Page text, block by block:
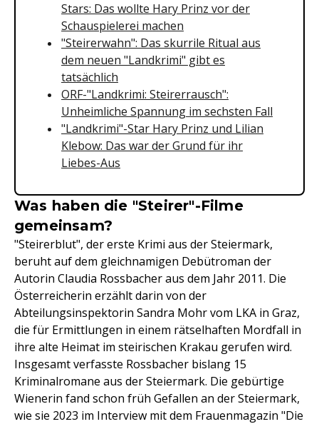
Stars: Das wollte Hary Prinz vor der
Schauspielerei machen
"Steirerwahn": Das skurrile Ritual aus
dem neuen "Landkrimi" gibt es
tatsächlich
ORF-"Landkrimi: Steirerrausch":
Unheimliche Spannung im sechsten Fall
"Landkrimi"-Star Hary Prinz und Lilian
Klebow: Das war der Grund für ihr
Liebes-Aus
Was haben die "Steirer"-Filme
gemeinsam?
"Steirerblut", der erste Krimi aus der Steiermark,
beruht auf dem gleichnamigen Debütroman der
Autorin Claudia Rossbacher aus dem Jahr 2011. Die
Österreicherin erzählt darin von der
Abteilungsinspektorin Sandra Mohr vom LKA in Graz,
die für Ermittlungen in einem rätselhaften Mordfall in
ihre alte Heimat im steirischen Krakau gerufen wird.
Insgesamt verfasste Rossbacher bislang 15
Kriminalromane aus der Steiermark. Die gebürtige
Wienerin fand schon früh Gefallen an der Steiermark,
wie sie 2023 im Interview mit dem Frauenmagazin "Die